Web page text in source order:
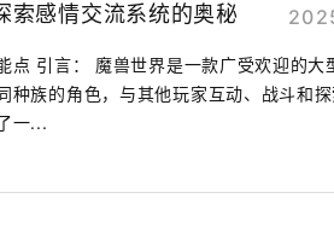
索感情交流系统的奥秘
点 引言： 魔兽世界是一款广受欢迎的大
种族的角色，与其他玩家互动、战斗和
一...